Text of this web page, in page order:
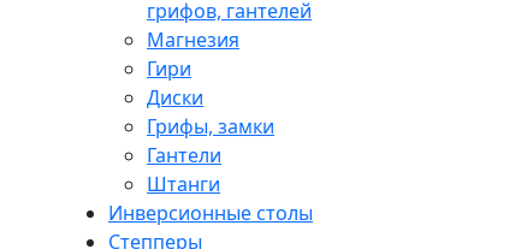
грифов, гантелей
Магнезия
Гири
Диски
Грифы, замки
Гантели
Штанги
Инверсионные столы
Степперы